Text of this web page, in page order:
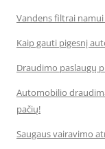
Vandens filtrai
Kaip gauti pigesnį
Draudimo paslaugų
Automobilio
pačių!
Saugaus vairavimo